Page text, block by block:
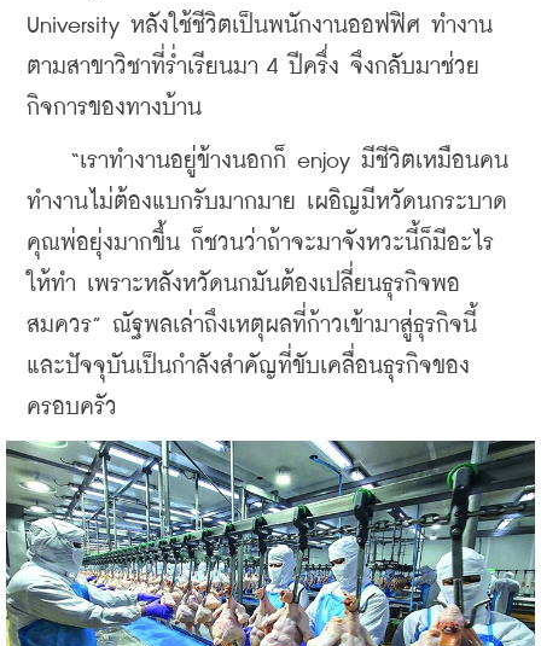
University หลังใช้ชีวิตเป็นพนักงานออฟฟิศ ทำงาน
ตามสาขาวิชาที่ร่ำเรียนมา 4 ปีครึ่ง จึงกลับมาช่วย
กิจการของทางบ้าน
“เราทำงานอยู่ข้างนอกก็ enjoy มีชีวิตเหมือนคน
ทำงานไม่ต้องแบกรับมากมาย เผอิญมีหวัดนกระบาด
คุณพ่อยุ่งมากขึ้น ก็ชวนว่าถ้าจะมาจังหวะนี้ก็มีอะไร
ให้ทำ เพราะหลังหวัดนกมันต้องเปลี่ยนธุรกิจพอ
สมควร” ณัฐพลเล่าถึงเหตุผลที่ก้าวเข้ามาสู่ธุรกิจนี้
และปัจจุบันเป็นกำลังสำคัญที่ขับเคลื่อนธุรกิจของ
ครอบครัว